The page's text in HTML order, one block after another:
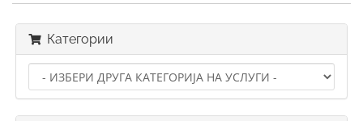
Категории